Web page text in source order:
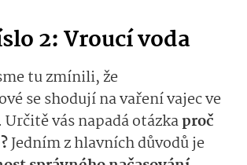
2: Vroucí voda
tu zmínili, že
se shodují na vaření vajec ve
vás napadá otázkaproč
Jedním z hlavních důvodů je